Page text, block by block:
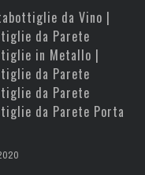
da Vino |
da Parete
in Metallo |
da Parete
da Parete
da Parete Porta